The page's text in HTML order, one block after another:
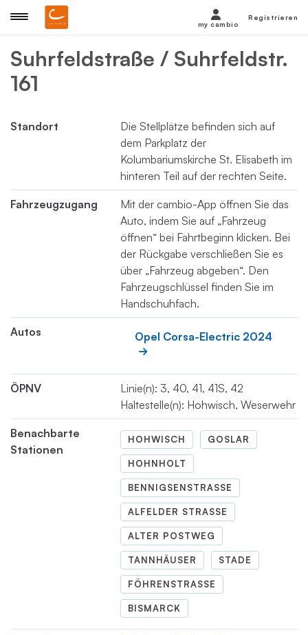
Suhrfeldstraße / Suhrfeldstr.
161
Standort
Die Stellplätze befinden sich auf
dem Parkplatz der
Kolumbariumskirche St. Elisabeth im
hinteren Teil auf der rechten Seite.
Fahrzeugzugang
Mit der cambio-App öffnen Sie das
Auto, indem Sie auf „Fahrzeug
öffnen“ bei Fahrtbeginn klicken. Bei
der Rückgabe verschließen Sie es
über „Fahrzeug abgeben“. Den
Fahrzeugschlüssel finden Sie im
Handschuhfach.
Autos Opel Corsa-Electric 2024
ÖPNV
Linie(n): 3, 40, 41, 41S, 42
Haltestelle(n): Hohwisch, Weserwehr
Benachbarte
Stationen
HOHWISCH GOSLAR
HOHNHOLT
BENNIGSENSTRASSE
ALFELDER STRASSE
ALTER POSTWEG
TANNHÄUSER STADE
FÖHRENSTRASSE
BISMARCK
my cambio
Registrieren